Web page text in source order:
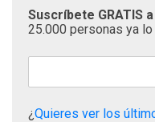
Suscríbete GRATIS
25.000 personas ya lo
¿Quieres ver los